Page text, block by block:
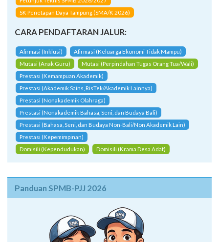
SK Penetapan Daya Tampung (SMA/K 2026)
CARA PENDAFTARAN JALUR:
Afirmasi (Inklusi)
Afirmasi (Keluarga Ekonomi Tidak Mampu)
Mutasi (Anak Guru)
Mutasi (Perpindahan Tugas Orang Tua/Wali)
Prestasi (Kemampuan Akademik)
Prestasi (Akademik Sains, RisTek/Akademik Lainnya)
Prestasi (Nonakademik Olahraga)
Prestasi (Nonakademik Bahasa, Seni, dan Budaya Bali)
Prestasi (Bahasa, Seni, dan Budaya Non-Bali/Non Akademik Lain)
Prestasi (Kepemimpinan)
Domisili (Kependudukan)
Domisili (Krama Desa Adat)
Panduan SPMB-PJJ 2026